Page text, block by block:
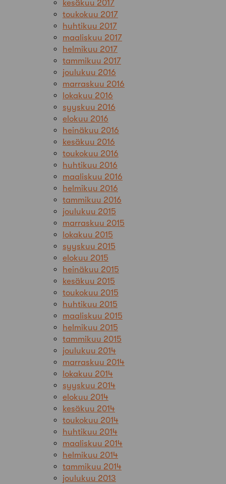
kesäkuu 2017
toukokuu 2017
huhtikuu 2017
maaliskuu 2017
helmikuu 2017
tammikuu 2017
joulukuu 2016
marraskuu 2016
lokakuu 2016
syyskuu 2016
elokuu 2016
heinäkuu 2016
kesäkuu 2016
toukokuu 2016
huhtikuu 2016
maaliskuu 2016
helmikuu 2016
tammikuu 2016
joulukuu 2015
marraskuu 2015
lokakuu 2015
syyskuu 2015
elokuu 2015
heinäkuu 2015
kesäkuu 2015
toukokuu 2015
huhtikuu 2015
maaliskuu 2015
helmikuu 2015
tammikuu 2015
joulukuu 2014
marraskuu 2014
lokakuu 2014
syyskuu 2014
elokuu 2014
kesäkuu 2014
toukokuu 2014
huhtikuu 2014
maaliskuu 2014
helmikuu 2014
tammikuu 2014
joulukuu 2013